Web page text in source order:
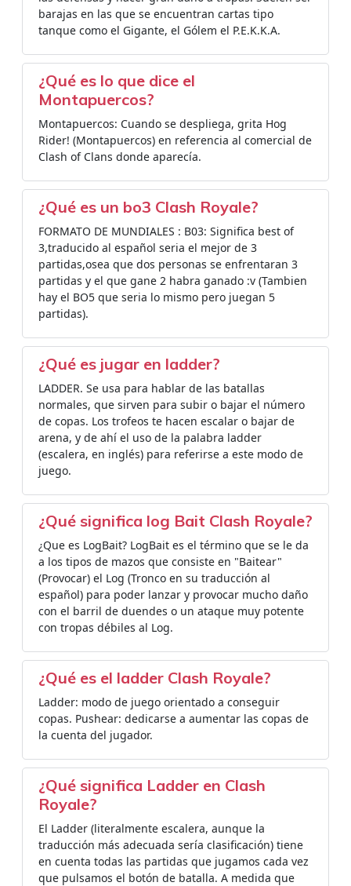
barajas en las que se encuentran cartas tipo
tanque como el Gigante, el Gólem el P.E.K.K.A.
¿Qué es lo que dice el
Montapuercos?
Montapuercos: Cuando se despliega, grita Hog
Rider! (Montapuercos) en referencia al comercial de
Clash of Clans donde aparecía.
¿Qué es un bo3 Clash Royale?
FORMATO DE MUNDIALES : B03: Significa best of
3,traducido al español seria el mejor de 3
partidas,osea que dos personas se enfrentaran 3
partidas y el que gane 2 habra ganado :v (Tambien
hay el BO5 que seria lo mismo pero juegan 5
partidas).
¿Qué es jugar en ladder?
LADDER. Se usa para hablar de las batallas
normales, que sirven para subir o bajar el número
de copas. Los trofeos te hacen escalar o bajar de
arena, y de ahí el uso de la palabra ladder
(escalera, en inglés) para referirse a este modo de
juego.
¿Qué significa log Bait Clash Royale?
¿Que es LogBait? LogBait es el término que se le da
a los tipos de mazos que consiste en "Baitear"
(Provocar) el Log (Tronco en su traducción al
español) para poder lanzar y provocar mucho daño
con el barril de duendes o un ataque muy potente
con tropas débiles al Log.
¿Qué es el ladder Clash Royale?
Ladder: modo de juego orientado a conseguir
copas. Pushear: dedicarse a aumentar las copas de
la cuenta del jugador.
¿Qué significa Ladder en Clash
Royale?
El Ladder (literalmente escalera, aunque la
traducción más adecuada sería clasificación) tiene
en cuenta todas las partidas que jugamos cada vez
que pulsamos el botón de batalla. A medida que